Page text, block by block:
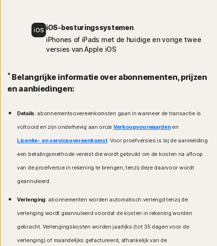
iOS-besturingssystemen
iPhones of iPads met de huidige en vorige twee
versies van Apple iOS
* Belangrijke informatie over abonnementen, prijzen
en aanbiedingen:
Details: abonnementsovereenkomsten gaan in wanneer de transactie is
voltooid en zijn onderhevig aan onze Verkoopvoorwaardenen
Licentie- en serviceovereenkomst. Voor proefversies is bij de aanmelding
een betalingsmethode vereist die wordt gebruikt om de kosten na afloop
van de proefversie in rekening te brengen, tenzij deze daarvoor wordt
geannuleerd.
Verlenging: abonnementen worden automatisch verlengd tenzij de
verlenging wordt geannuleerd voordat de kosten in rekening worden
gebracht. Verlengingskosten worden jaarlijks (tot 35 dagen voor de
verlenging) of maandelijks gefactureerd, afhankelijk van de